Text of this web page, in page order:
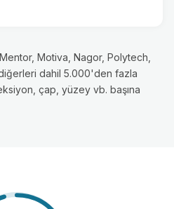
Motiva, Nagor, Polytech,
dahil 5.000'den fazla
çap, yüzey vb. başına